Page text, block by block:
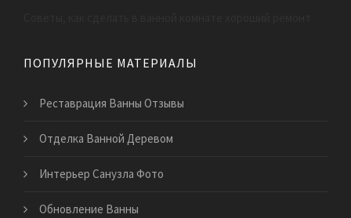
ПОПУЛЯРНЫЕ МАТЕРИАЛЫ
Реставрация Ванны Отзывы
Отделка Ванной Деревом
Интерьер Санузла Фото
Обновление Ванны